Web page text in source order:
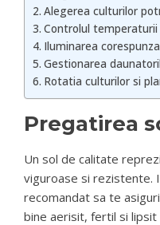
Alegerea culturilor
Controlul
Iluminarea
Gestionarea
Rotatia culturilor si
Pregatirea
Un sol de calitate
viguroase si rezistente.
recomandat sa te
bine aerisit, fertil si lipsit